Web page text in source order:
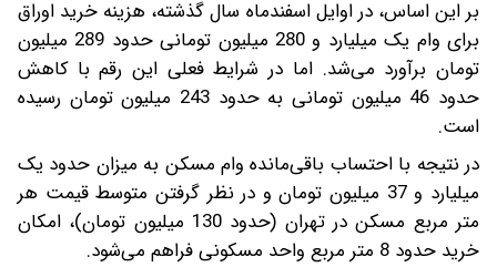
بر این اساس، در اوایل اسفندماه سال گذشته، هزینه خرید اوراق
برای وام یک میلیارد و 280 میلیون تومانی حدود 289 میلیون
تومان برآورد می‌شد. اما در شرایط فعلی این رقم با کاهش
حدود 46 میلیون تومانی به حدود 243 میلیون تومان رسیده
است.
در نتیجه با احتساب باقی‌مانده وام مسکن به میزان حدود یک
میلیارد و 37 میلیون تومان و در نظر گرفتن متوسط قیمت هر
متر مربع مسکن در تهران (حدود 130 میلیون تومان)، امکان
خرید حدود 8 متر مربع واحد مسکونی فراهم می‌شود.